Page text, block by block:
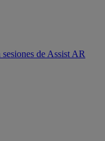
de Assist AR